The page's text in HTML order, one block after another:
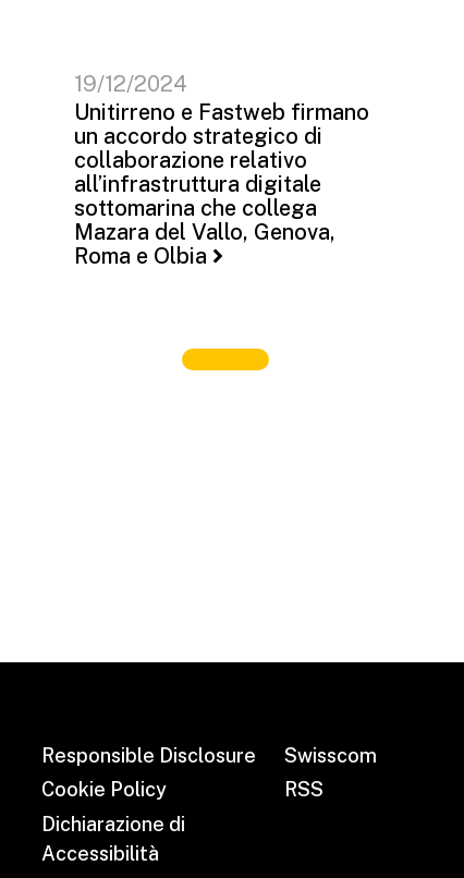
19/12/2024
Unitirreno e Fastweb firmano
un accordo strategico di
collaborazione relativo
all’infrastruttura digitale
sottomarina che collega
Mazara del Vallo, Genova,
Roma e Olbia
Responsible Disclosure
Cookie Policy
Dichiarazione di
Accessibilità
Swisscom
RSS